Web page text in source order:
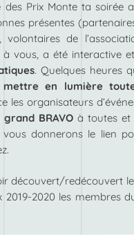
des Prix Monte ta soirée
présentes
volontaires de
à vous, a été interactive
. Quelques heures
mettre en lumière
les organisateurs
grand BRAVO à toutes et
donnerons le lien
découvert/redécouvert
2019-2020 les membres